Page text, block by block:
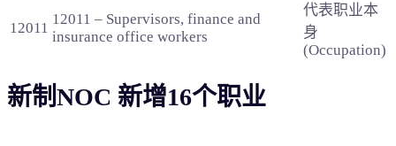
12011
12011 – Supervisors, finance and
insurance office workers
代表职业本
身
(Occupation)
新制NOC 新增16个职业